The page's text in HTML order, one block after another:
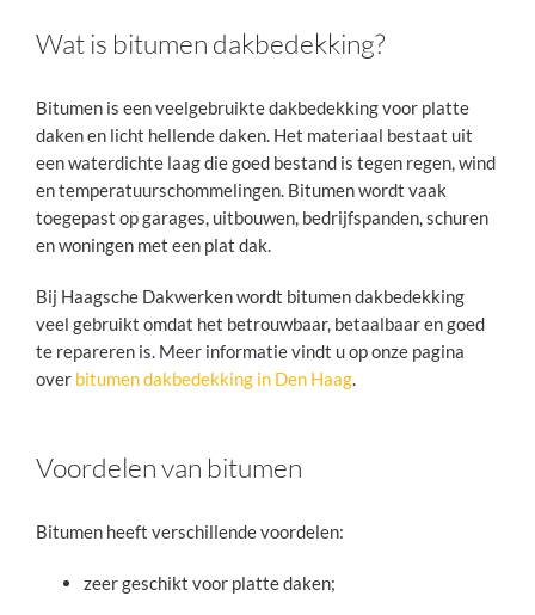
Wat is bitumen dakbedekking?
Bitumen is een veelgebruikte dakbedekking voor platte
daken en licht hellende daken. Het materiaal bestaat uit
een waterdichte laag die goed bestand is tegen regen, wind
en temperatuurschommelingen. Bitumen wordt vaak
toegepast op garages, uitbouwen, bedrijfspanden, schuren
en woningen met een plat dak.
Bij Haagsche Dakwerken wordt bitumen dakbedekking
veel gebruikt omdat het betrouwbaar, betaalbaar en goed
te repareren is. Meer informatie vindt u op onze pagina
over bitumen dakbedekking in Den Haag.
Voordelen van bitumen
Bitumen heeft verschillende voordelen:
zeer geschikt voor platte daken;